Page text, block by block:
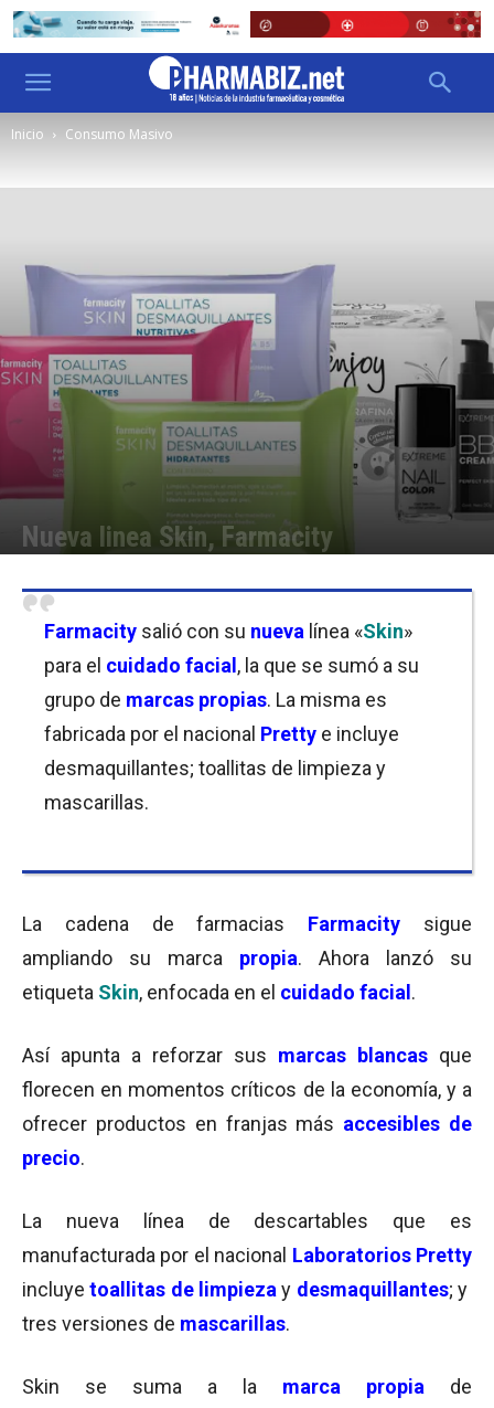
Inicio Consumo Masivo
Nueva linea Skin, Farmacity
Farmacity salió con su nueva línea «Skin»
para el cuidado facial , la que se sumó a su
grupo de marcas propias. La misma es
fabricada por el nacional Pretty e incluye
desmaquillantes; toallitas de limpieza y
mascarillas.
La cadena de farmacias Farmacity sigue
ampliando su marca propia. Ahora lanzó su
etiqueta Skin, enfocada en el cuidado facial .
Así apunta a reforzar sus marcas blancas que
florecen en momentos críticos de la economía, y a
ofrecer productos en franjas más accesibles de
precio.
La nueva línea de descartables que es
manufacturada por el nacional Laboratorios Pretty
incluye toallitas de limpieza y desmaquillantes; y
tres versiones de mascarillas.
Skin se suma a la marca propia
de